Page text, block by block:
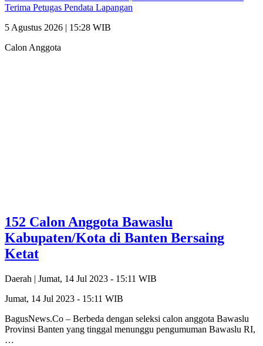
Terima Petugas Pendata Lapangan
5 Agustus 2026 | 15:28 WIB
Calon Anggota
152 Calon Anggota Bawaslu
Kabupaten/Kota di Banten Bersaing
Ketat
Daerah | Jumat, 14 Jul 2023 - 15:11 WIB
Jumat, 14 Jul 2023 - 15:11 WIB
BagusNews.Co – Berbeda dengan seleksi calon anggota Bawaslu
Provinsi Banten yang tinggal menunggu pengumuman Bawaslu RI,
…